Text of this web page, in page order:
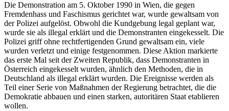
Die Demonstration am 5. Oktober 1990 in Wien, die gegen
Fremdenhass und Faschismus gerichtet war, wurde gewaltsam von
der Polizei aufgelöst. Obwohl die Kundgebung legal geplant war,
wurde sie als illegal erklärt und die Demonstranten eingekesselt. Die
Polizei griff ohne rechtfertigenden Grund gewaltsam ein, viele
wurden verletzt und einige festgenommen. Diese Aktion markierte
das erste Mal seit der Zweiten Republik, dass Demonstranten in
Österreich eingekesselt wurden, ähnlich den Methoden, die in
Deutschland als illegal erklärt wurden. Die Ereignisse werden als
Teil einer Serie von Maßnahmen der Regierung betrachtet, die die
Demokratie abbauen und einen starken, autoritären Staat etablieren
wollen.